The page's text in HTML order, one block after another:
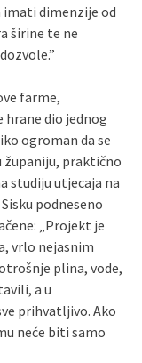
dimenzije od
širine te ne
farme,
dio jednog
ogroman da se
županiju, praktično
studiju utjecaja na
podneseno
„Projekt je
vrlo nejasnim
plina, vode,
a u
prihvatljivo. Ako
neće biti samo